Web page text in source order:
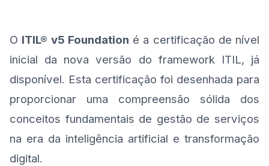
O ITIL® v5 Foundation é a certificação de nível
inicial da nova versão do framework ITIL, já
disponível. Esta certificação foi desenhada para
proporcionar uma compreensão sólida dos
conceitos fundamentais de gestão de serviços
na era da inteligência artificial e transformação
digital.